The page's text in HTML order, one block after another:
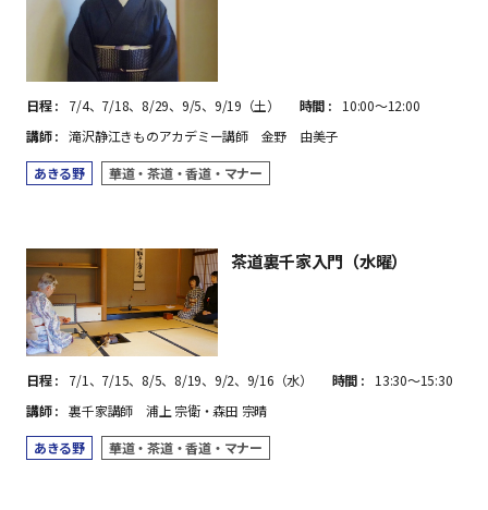
日程 7/4、7/18、8/29、9/5、9/19（土） 時間
10:00～12:00
講師
滝沢静江きものアカデミー講師 金野 由美子
あきる野
華道・茶道・香道・マナー
茶道裏千家入門（水曜）
日程 7/1、7/15、8/5、8/19、9/2、9/16（水） 時間
13:30～15:30
講師
裏千家講師 浦上 宗衛・森田 宗晴
あきる野
華道・茶道・香道・マナー